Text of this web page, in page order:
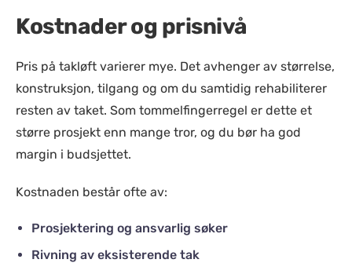
Kostnader og prisnivå
Pris på takløft varierer mye. Det avhenger av størrelse,
konstruksjon, tilgang og om du samtidig rehabiliterer
resten av taket. Som tommelfingerregel er dette et
større prosjekt enn mange tror, og du bør ha god
margin i budsjettet.
Kostnaden består ofte av:
Prosjektering og ansvarlig søker
Rivning av eksisterende tak